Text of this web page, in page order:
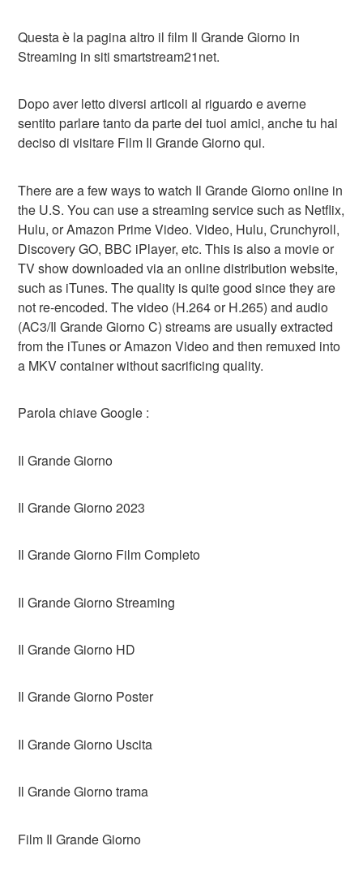
Questa è la pagina altro il film Il Grande Giorno in
Streaming in siti smartstream21net.
Dopo aver letto diversi articoli al riguardo e averne
sentito parlare tanto da parte dei tuoi amici, anche tu hai
deciso di visitare Film Il Grande Giorno qui.
There are a few ways to watch Il Grande Giorno online in
the U.S. You can use a streaming service such as Netflix,
Hulu, or Amazon Prime Video. Video, Hulu, Crunchyroll,
Discovery GO, BBC iPlayer, etc. This is also a movie or
TV show downloaded via an online distribution website,
such as iTunes. The quality is quite good since they are
not re-encoded. The video (H.264 or H.265) and audio
(AC3/Il Grande Giorno C) streams are usually extracted
from the iTunes or Amazon Video and then remuxed into
a MKV container without sacrificing quality.
Parola chiave Google :
Il Grande Giorno
Il Grande Giorno 2023
Il Grande Giorno Film Completo
Il Grande Giorno Streaming
Il Grande Giorno HD
Il Grande Giorno Poster
Il Grande Giorno Uscita
Il Grande Giorno trama
Film Il Grande Giorno